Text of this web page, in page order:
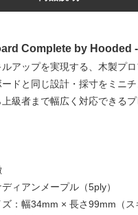
Complete by Hooded
アップを実現する、木製プ
ドと同じ設計・採寸をミニ
級者まで幅広く対応できるプ
ィアンメープル（5ply）
：幅34mm × 長さ99mm（ス